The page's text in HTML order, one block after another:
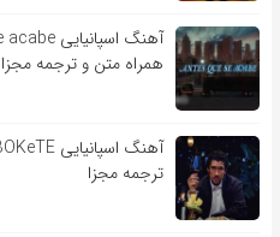
همراه متن و ترجمه مجزا
ترجمه مجزا